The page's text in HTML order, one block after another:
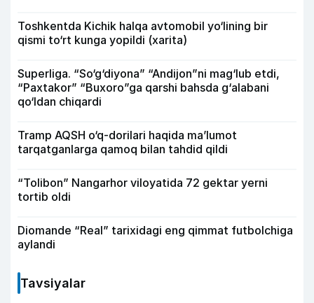
Toshkentda Kichik halqa avtomobil yo‘lining bir
qismi to‘rt kunga yopildi (xarita)
Superliga. “So‘g‘diyona” “Andijon”ni mag‘lub etdi,
“Paxtakor” “Buxoro”ga qarshi bahsda g‘alabani
qo‘ldan chiqardi
Tramp AQSH o‘q-dorilari haqida ma’lumot
tarqatganlarga qamoq bilan tahdid qildi
“Tolibon” Nangarhor viloyatida 72 gektar yerni
tortib oldi
Diomande “Real” tarixidagi eng qimmat futbolchiga
aylandi
Tavsiyalar